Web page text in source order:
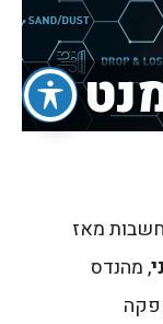
מאז
, מהנדס